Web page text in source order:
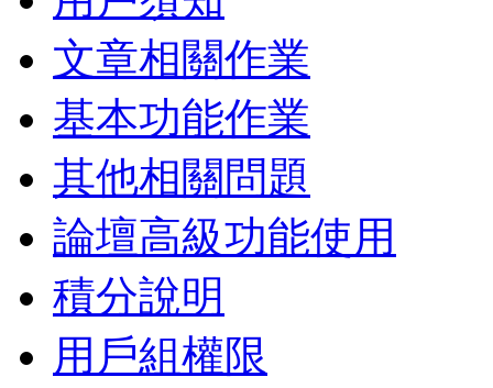
文章相關作業
基本功能作業
其他相關問題
論壇高級功能使用
積分說明
用戶組權限